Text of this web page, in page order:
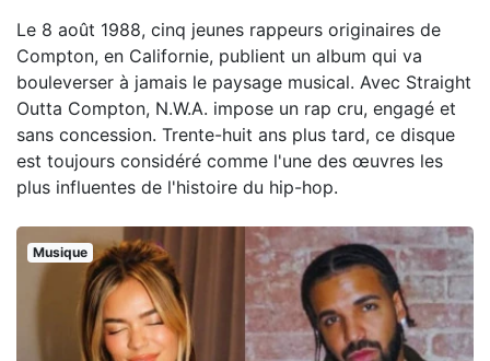
Le 8 août 1988, cinq jeunes rappeurs originaires de
Compton, en Californie, publient un album qui va
bouleverser à jamais le paysage musical. Avec Straight
Outta Compton, N.W.A. impose un rap cru, engagé et
sans concession. Trente-huit ans plus tard, ce disque
est toujours considéré comme l'une des œuvres les
plus influentes de l'histoire du hip-hop.
Musique